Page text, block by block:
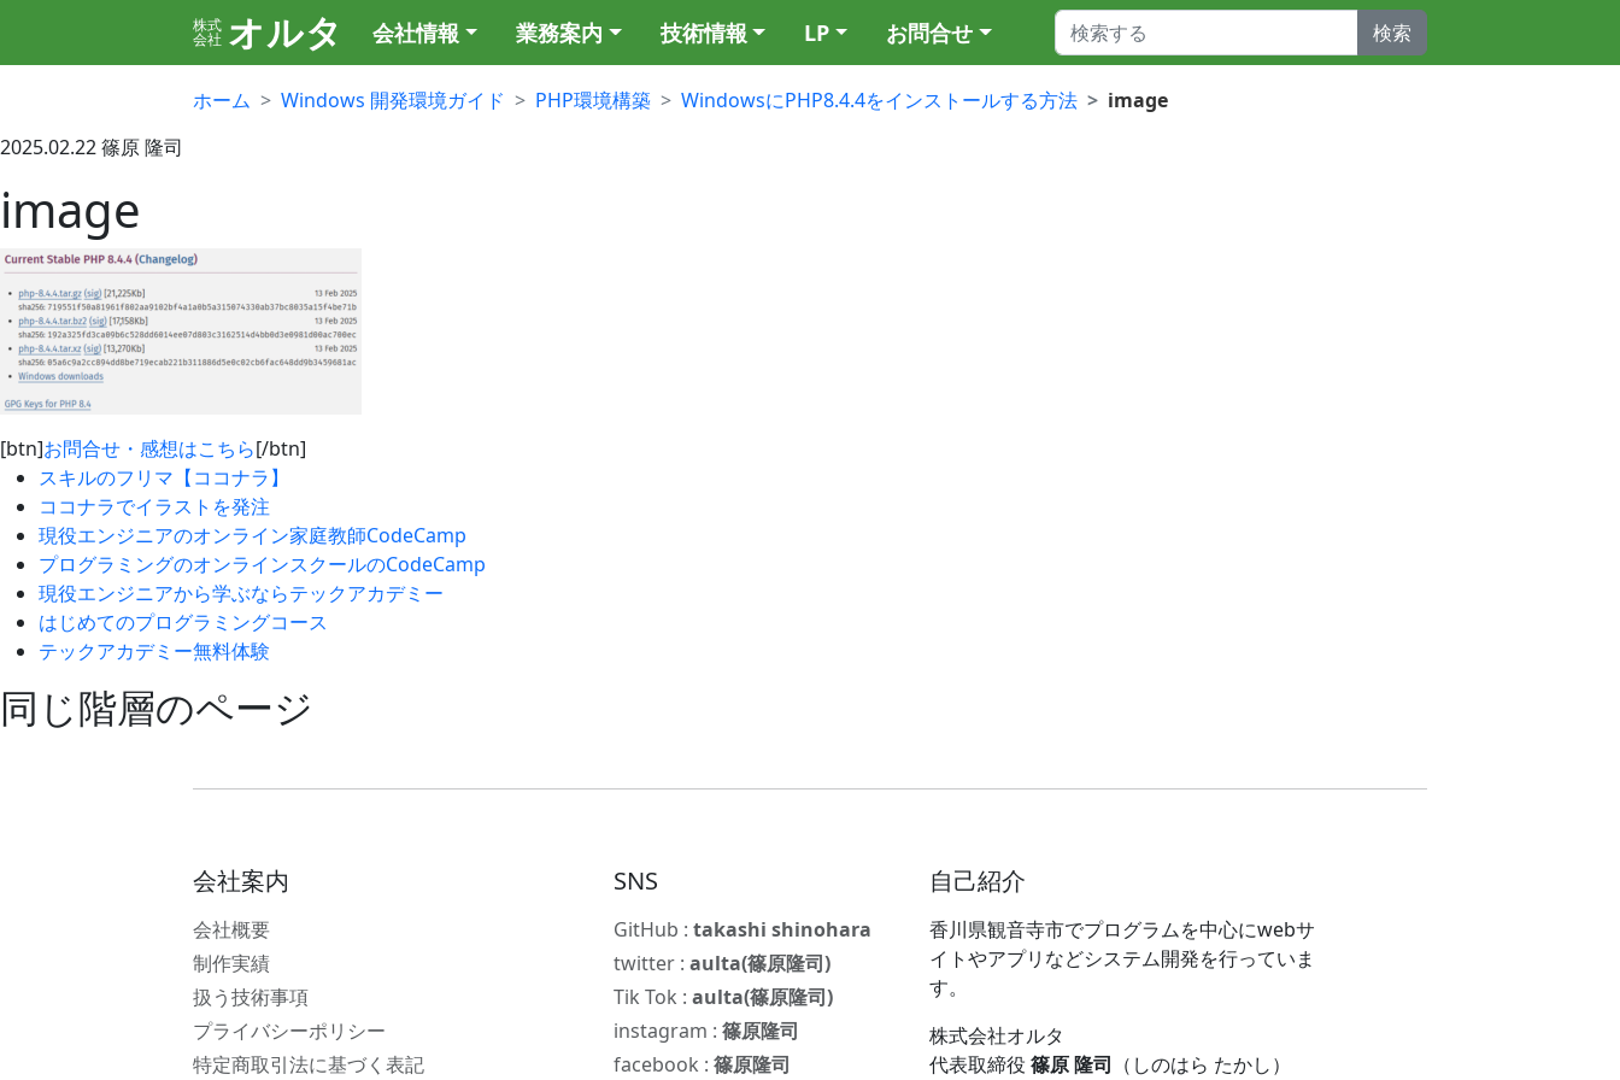
株式
会社 オルタ 会社情報 業務案内 技術情報 LP お問合せ 検索
ホーム Windows 開発環境ガイド PHP環境構築 WindowsにPHP8.4.4をインストールする方法
image
2025.02.22篠原 隆司
image
[btn]お問合せ・感想はこちら[/btn]
スキルのフリマ【ココナラ】
ココナラでイラストを発注
現役エンジニアのオンライン家庭教師CodeCamp
プログラミングのオンラインスクールのCodeCamp
現役エンジニアから学ぶならテックアカデミー
はじめてのプログラミングコース
テックアカデミー無料体験
同じ階層のページ
会社案内
会社概要
制作実績
扱う技術事項
プライバシーポリシー
特定商取引法に基づく表記
SNS
GitHub :takashi shinohara
twitter :aulta(篠原隆司)
Tik Tok :aulta(篠原隆司)
instagram :篠原隆司
facebook :篠原隆司
自己紹介
香川県観音寺市でプログラムを中心にwebサ
イトやアプリなどシステム開発を行っていま
す。
株式会社オルタ
代表取締役篠原 隆司 （しのはら たかし）